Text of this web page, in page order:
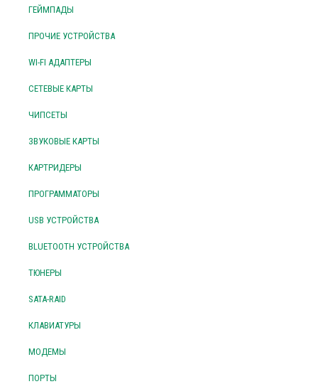
ГЕЙМПАДЫ
ПРОЧИЕ УСТРОЙСТВА
WI-FI АДАПТЕРЫ
СЕТЕВЫЕ КАРТЫ
ЧИПСЕТЫ
ЗВУКОВЫЕ КАРТЫ
КАРТРИДЕРЫ
ПРОГРАММАТОРЫ
USB УСТРОЙСТВА
BLUETOOTH УСТРОЙСТВА
ТЮНЕРЫ
SATA-RAID
КЛАВИАТУРЫ
МОДЕМЫ
ПОРТЫ